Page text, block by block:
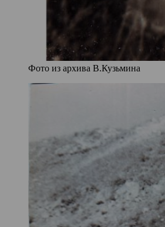
Фото из архива В.Кузьмина